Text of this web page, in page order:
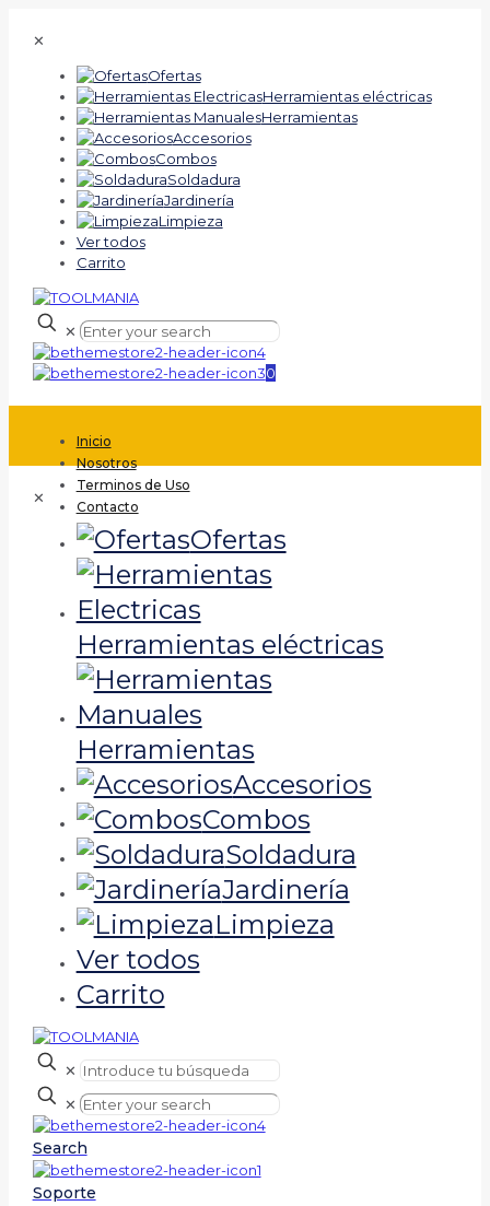
✕
Ofertas
Herramientas eléctricas
Herramientas
Accesorios
Combos
Soldadura
Jardinería
Limpieza
Ver todos
Carrito
✕
0
Inicio
Nosotros
Terminos de Uso
Contacto
✕
Ofertas
Herramientas eléctricas
Herramientas
Accesorios
Combos
Soldadura
Jardinería
Limpieza
Ver todos
Carrito
✕
✕
Search
Soporte